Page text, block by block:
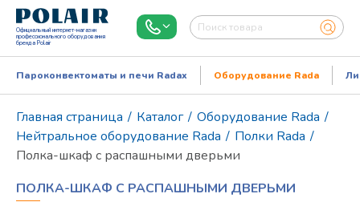
Официальный интернет-магазин
профессионального оборудования
бренда Polair
Пароконвектоматы и печи Radax Оборудование Rada
Главная страница / Каталог / Оборудование Rada /
Нейтральное оборудование Rada / Полки Rada /
Полка-шкаф с распашными дверьми
ПОЛКА-ШКАФ С РАСПАШНЫМИ ДВЕРЬМИ